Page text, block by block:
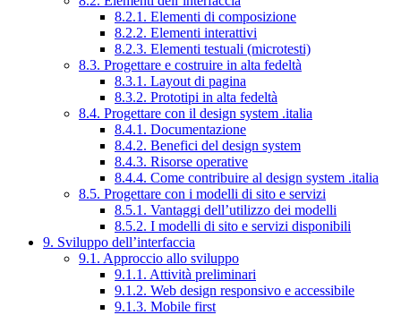
8.2.1. Elementi di composizione
8.2.2. Elementi interattivi
8.2.3. Elementi testuali (microtesti)
8.3. Progettare e costruire in alta fedeltà
8.3.1. Layout di pagina
8.3.2. Prototipi in alta fedeltà
8.4. Progettare con il design system .italia
8.4.1. Documentazione
8.4.2. Benefici del design system
8.4.3. Risorse operative
8.4.4. Come contribuire al design system .italia
8.5. Progettare con i modelli di sito e servizi
8.5.1. Vantaggi dell’utilizzo dei modelli
8.5.2. I modelli di sito e servizi disponibili
9. Sviluppo dell’interfaccia
9.1. Approccio allo sviluppo
9.1.1. Attività preliminari
9.1.2. Web design responsivo e accessibile
9.1.3. Mobile first